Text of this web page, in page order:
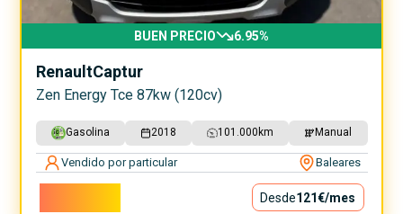
BUEN PRECIO 6.95%
RenaultCaptur
Zen Energy Tce 87kw (120cv)
Gasolina 2018 101.000 km Manual
Vendido por particular Baleares
Desde121€/mes